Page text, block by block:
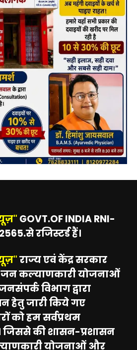
GOVT.OF INDIA RNI-
रजिस्टर्ड हैं।
राज्य एवं केंद्र सरकार
जन कल्याणकारी योजनाओं
विभाग द्वारा
हेतु जारी किये गए
को हम सर्वप्रथम
जिससे की शासन-प्रशासन
योजनाओं और